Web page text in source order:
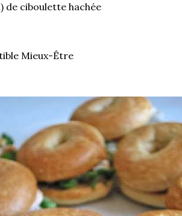
de ciboulette hachée
Mieux-Être